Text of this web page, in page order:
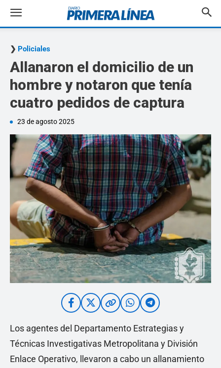
Policiales
Allanaron el domicilio de un
hombre y notaron que tenía
cuatro pedidos de captura
23 de agosto 2025
Los agentes del Departamento Estrategias y
Técnicas Investigativas Metropolitana y División
Enlace Operativo, llevaron a cabo un allanamiento